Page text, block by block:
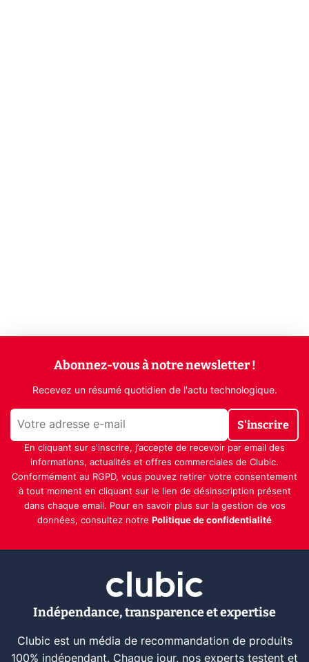
Abonnez-vous à notre newsletter !
Recevez un résumé quotidien de l'actu technologique.
S'inscrire
En cliquant sur s'inscrire, j’accepte de recevoir par email des
informations, actualités et offres commerciales de Clubic.
Conformément au RGPD, vous pouvez retirer votre consentement
à tout moment en cliquant sur le lien de désinscription présent
dans chaque email. Pour en savoir plus sur la gestion de vos
données, consultez notre Politique de confidentialité
Indépendance, transparence et expertise
Clubic est un média de recommandation de produits
100% indépendant. Chaque jour, nos experts testent et